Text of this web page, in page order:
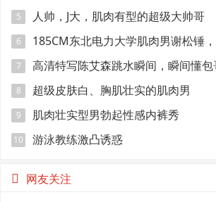
来：但我还有性欲
5 人帅，J大，肌肉有型的超级大帅哥
6
185CM东北电力大学肌肉男谢松锤
吗
7
高清特写陈艾森跳水瞬间，瞬间懂
来的
8 超级皮肤白、胸肌壮实的肌肉男
9 肌肉壮实型男勃起性感内裤秀
10 游泳教练激凸诱惑
网友关注